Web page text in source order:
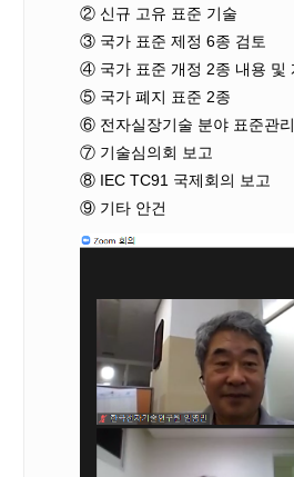
② 신규 고유 표준 기술
③ 국가 표준 제정 6종 검토
④ 국가 표준 개정 2종 내용 및
⑤ 국가 폐지 표준 2종
⑥ 전자실장기술 분야 표준관
⑦ 기술심의회 보고
⑧ IEC TC91 국제회의 보고
⑨ 기타 안건